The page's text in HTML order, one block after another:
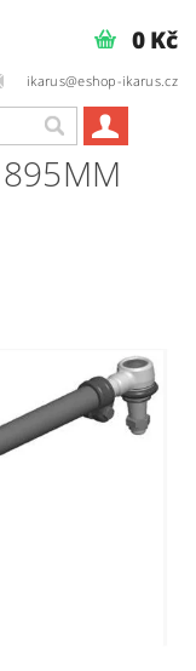
ikarus@eshop-ikarus.cz
0 Kč
895MM